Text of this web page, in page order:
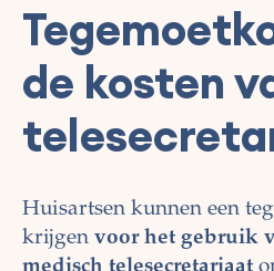
de kosten
Huisartsen kunnen een
krijgen voor het gebruik